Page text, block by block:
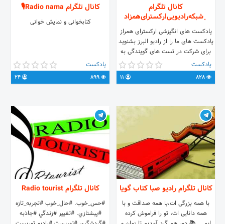
کانال تلگرام
﮼شبکه‌‌رادیویی‌ارکسترای‌همزاد
پادکست های انگیزشی ارکسترای همراز
پادکست های ما را از رادیو البرز بشنوید
برای شرکت در تست های گویندگی به
کانال ما سر بزنید
پادکست
کانال تلگرام Radio nama🎙
کتابخوانی و نمایش خوانی
پادکست
کانال تلگرام رادیو صبا کتاب گویا
با همه بزرگی ات،با همه صداقت و با
همه دانایی ات، تو را فراموش کرده
کانال تلگرام Radio tourist
#حس_خوب. #حال_خوب #تجربه_تازه
#پيشتازي. #تغيير #زندگي #جاذبه